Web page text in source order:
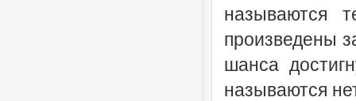
называются
произведены
шанса
называются